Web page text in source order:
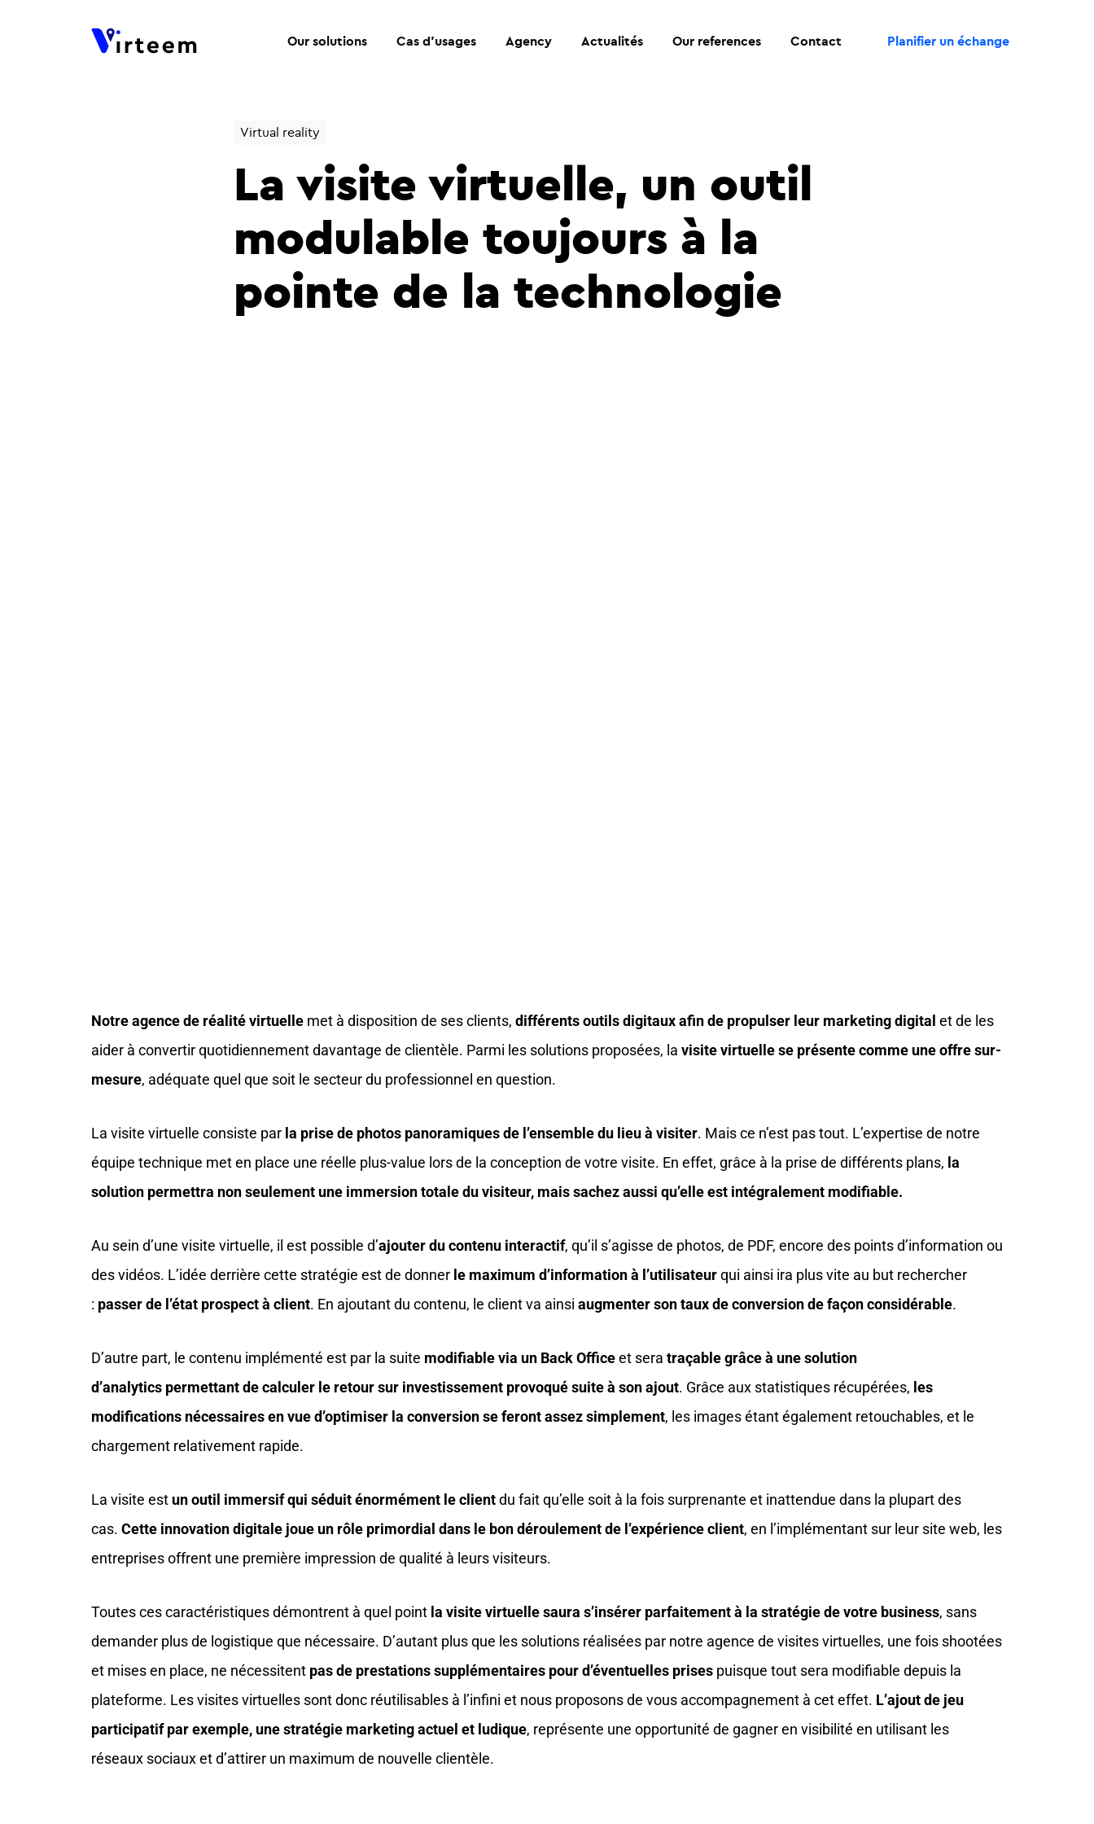
Our solutions Cas d’usages Agency Actualités Our references Contact Planifier un échange
Virtual reality
La visite virtuelle, un outil
modulable toujours à la
pointe de la technologie
Notre agence de réalité virtuelle met à disposition de ses clients, différents outils digitaux afin de propulser leur marketing digital et de les
aider à convertir quotidiennement davantage de clientèle. Parmi les solutions proposées, la visite virtuelle se présente comme une offre sur-
mesure, adéquate quel que soit le secteur du professionnel en question.
La visite virtuelle consiste par la prise de photos panoramiques de l’ensemble du lieu à visiter. Mais ce n’est pas tout. L’expertise de notre
équipe technique met en place une réelle plus-value lors de la conception de votre visite. En effet, grâce à la prise de différents plans, la
solution permettra non seulement une immersion totale du visiteur, mais sachez aussi qu’elle est intégralement modifiable.
Au sein d’une visite virtuelle, il est possible d’ajouter du contenu interactif, qu’il s’agisse de photos, de PDF, encore des points d’information ou
des vidéos. L’idée derrière cette stratégie est de donner le maximum d’information à l’utilisateurqui ainsi ira plus vite au but rechercher
: passer de l’état prospect à client. En ajoutant du contenu, le client va ainsi augmenter son taux de conversion de façon considérable.
D’autre part, le contenu implémenté est par la suite modifiable via un Back Officeet sera traçable grâce à une solution
d’analytics permettant de calculer le retour sur investissement provoqué suite à son ajout. Grâce aux statistiques récupérées, les
modifications nécessaires en vue d’optimiser la conversion se feront assez simplement, les images étant également retouchables, et le
chargement relativement rapide.
La visite est un outil immersif qui séduit énormément le clientdu fait qu’elle soit à la fois surprenante et inattendue dans la plupart des
cas. Cette innovation digitale joue un rôle primordial dans le bon déroulement de l’expérience client, en l’implémentant sur leur site web, les
entreprises offrent une première impression de qualité à leurs visiteurs.
Toutes ces caractéristiques démontrent à quel point la visite virtuelle saura s’insérer parfaitement à la stratégie de votre business, sans
demander plus de logistique que nécessaire. D’autant plus que les solutions réalisées par notre agence de visites virtuelles, une fois shootées
et mises en place, ne nécessitent pas de prestations supplémentaires pour d’éventuelles prises puisque tout sera modifiable depuis la
plateforme. Les visites virtuelles sont donc réutilisables à l’infini et nous proposons de vous accompagnement à cet effet. L’ajout de jeu
participatif par exemple, une stratégie marketing actuel et ludique, représente une opportunité de gagner en visibilité en utilisant les
réseaux sociaux et d’attirer un maximum de nouvelle clientèle.